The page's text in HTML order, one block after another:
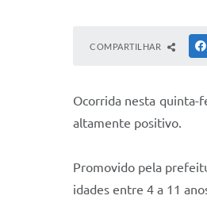
COMPARTILHAR
Ocorrida nesta quinta-
altamente positivo.
Promovido pela
idades entre 4 a 11